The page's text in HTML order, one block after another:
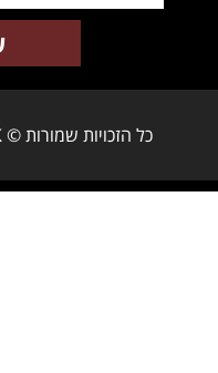
כל הזכויות שמורות © OK יועצים לניהול 2009-2025